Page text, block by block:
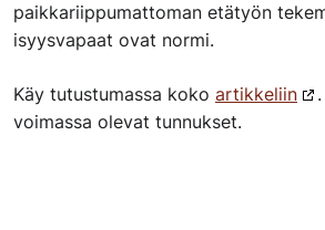
paikkariippumattoman etätyön
isyysvapaat ovat normi.
Käy tutustumassa koko artikkeliin
voimassa olevat tunnukset.